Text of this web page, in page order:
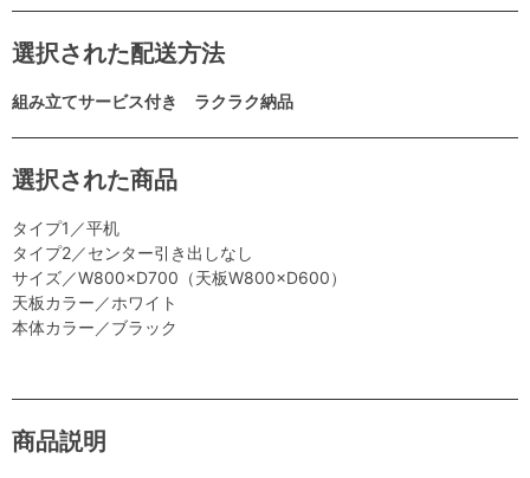
選択された配送方法
組み立てサービス付き ラクラク納品
選択された商品
タイプ1／平机
タイプ2／センター引き出しなし
サイズ／W800×D700（天板W800×D600）
天板カラー／ホワイト
本体カラー／ブラック
商品説明